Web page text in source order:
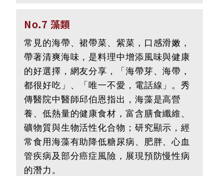
No.7 藻類
常見的海帶、裙帶菜、紫菜，口感滑嫩，
帶著清爽海味，是料理中增添風味與健康
的好選擇，網友分享，「海帶芽、海帶，
都很好吃」、「唯一不愛，電話線」。秀
傳醫院中醫師邱伯恩指出，海藻是高營
養、低熱量的健康食材，富含膳食纖維、
礦物質與生物活性化合物；研究顯示，經
常食用海藻有助降低糖尿病、肥胖、心血
管疾病及部分癌症風險，展現預防慢性病
的潛力。